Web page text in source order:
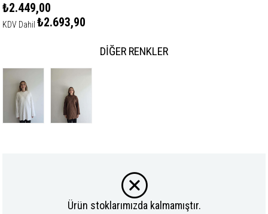
₺2.449,00
KDV Dahil ₺2.693,90
DIĞER RENKLER
Ürün stoklarımızda kalmamıştır.